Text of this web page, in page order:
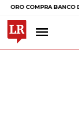
COMPRA BANCO DE LA